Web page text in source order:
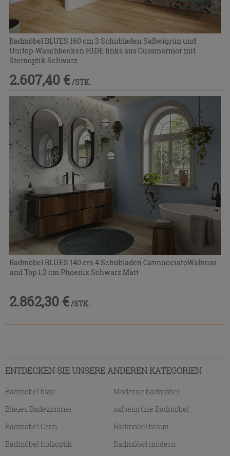
Badmöbel BLUES 160 cm 3 Schubladen Salbeigrün und
Unitop-Waschbecken HIDE links aus Gussmarmor mit
Steinoptik Schwarz
2.607,40 € /STK.
Badmöbel BLUES 140 cm 4 Schubladen CannucciatoWalnuss
und Top 1,2 cm Phoenix Schwarz Matt
2.862,30 € /STK.
ENTDECKEN SIE UNSERE ANDEREN KATEGORIEN
Badmöbel blau
Moderne badmöbel
Blaues Badezimmer
salbeigrüne Badmöbel
Badmöbel Grün
Badmöbel braun
Badmöbel holzoptik
Badmöbel modern